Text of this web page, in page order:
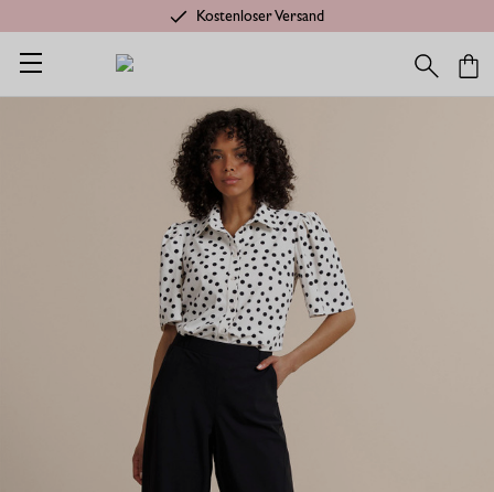
Kostenloser Versand
Startseite Ambitious gift Poppy dot butterfly bluse - ecru/